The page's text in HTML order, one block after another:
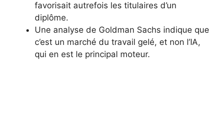
favorisait autrefois les titulaires d’un
diplôme.
Une analyse de Goldman Sachs indique que
c’est un marché du travail gelé, et non l’IA,
qui en est le principal moteur.